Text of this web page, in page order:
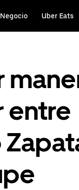
Negocio Uber Eats
entre